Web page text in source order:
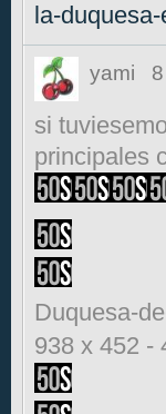
la-
yami
si
principales
Duquesa-
938 x 452 -